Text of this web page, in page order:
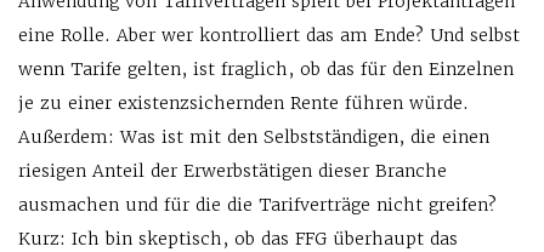
eine Rolle. Aber wer kontrolliert das am Ende? Und selbst
wenn Tarife gelten, ist fraglich, ob das für den Einzelnen
je zu einer existenzsichernden Rente führen würde.
Außerdem: Was ist mit den Selbstständigen, die einen
riesigen Anteil der Erwerbstätigen dieser Branche
ausmachen und für die die Tarifverträge nicht greifen?
Kurz: Ich bin skeptisch, ob das FFG überhaupt das